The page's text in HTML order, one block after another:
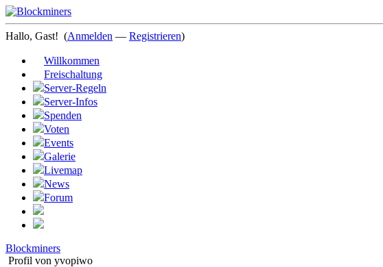
Hallo, Gast! (Anmelden — Registrieren)
Willkommen
Freischaltung
Server-Regeln
Server-Infos
Spenden
Voten
Events
Galerie
Livemap
News
Forum
Blockminers
Profil von yvopiwo